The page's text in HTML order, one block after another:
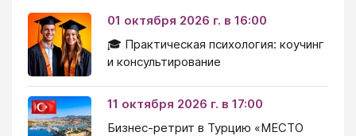
01 октября 2026 г. в 16:00
🎓 Практическая психология: коучинг
и консультирование
11 октября 2026 г. в 17:00
Бизнес-ретрит в Турцию «МЕСТО